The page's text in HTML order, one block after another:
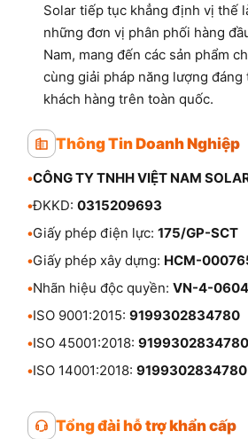
Solar tiếp tục khẳng định vị thế
những đơn vị phân phối hàng
Nam, mang đến các sản phẩm
cùng giải pháp năng lượng đáng
khách hàng trên toàn quốc.
Thông Tin Doanh Nghiệp
•CÔNG TY TNHH VIỆT NAM
•ĐKKD: 0315209693
•Giấy phép điện lực: 175/GP-SCT
•Giấy phép xây dựng: HCM-
•Nhãn hiệu độc quyền: VN-4-
•ISO 9001:2015: 9199302834780
•ISO 45001:2018: 9199302834780
•ISO 14001:2018: 9199302834780
Tổng đài hỗ trợ khẩn cấp